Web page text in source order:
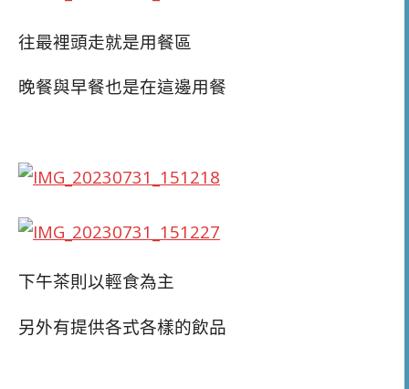
往最裡頭走就是用餐區
晚餐與早餐也是在這邊用餐
下午茶則以輕食為主
另外有提供各式各樣的飲品